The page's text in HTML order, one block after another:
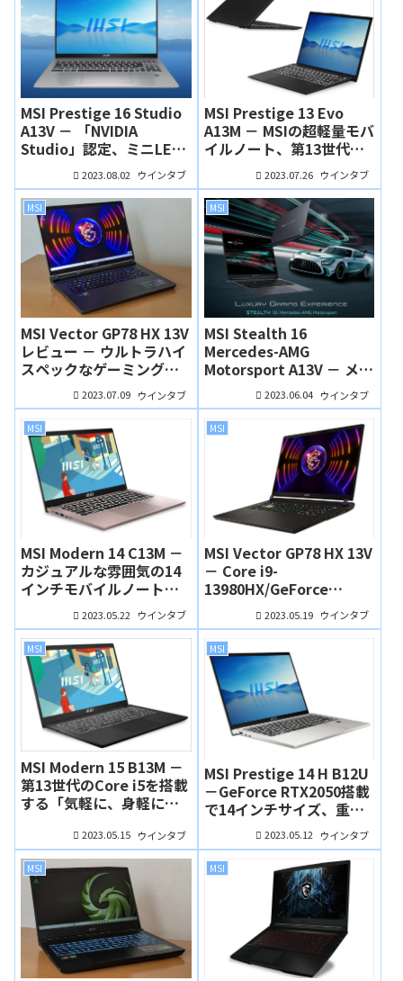
MSI Prestige 16 Studio
A13V － 「NVIDIA
Studio」認定、ミニLED
ディスプレイを搭載する
高性能クリエイターノー
ト
2023.08.02 ウインタブ
MSI Prestige 13 Evo
A13M － MSIの超軽量モバ
イルノート、第13世代
Intel Coreと大容量の
RAM/SSDを搭載！
2023.07.26 ウインタブ
MSI
MSI Vector GP78 HX 13V
レビュー － ウルトラハイ
スペックなゲーミングノ
ート、ハードゲーマーに
も最適！ 2023.07.09 ウインタブ
MSI
MSI Stealth 16
Mercedes-AMG
Motorsport A13V － メル
セデスAMGとコラボした
ハイスペックノート。で
も私はスバリスト
2023.06.04 ウインタブ
MSI
MSI Modern 14 C13M －
カジュアルな雰囲気の14
インチモバイルノート、
第13世代CPUで新色の
「ベージュローズ」に！
2023.05.22 ウインタブ
MSI
MSI Vector GP78 HX 13V
－ Core i9-
13980HX/GeForce
RTX4090搭載のウルトラ
ハイエンド・ゲーミング
ノート
2023.05.19 ウインタブ
MSI
MSI Modern 15 B13M －
第13世代のCore i5を搭載
する「気軽に、身軽に、
インチノート2023.05.15 ウインタブ
MSI
MSI Prestige 14 H B12U
－GeForce RTX2050搭載
で14インチサイズ、重量
1.49 kgのビジネス・クリ
エイターノート
2023.05.12 ウインタブ
MSI MSI